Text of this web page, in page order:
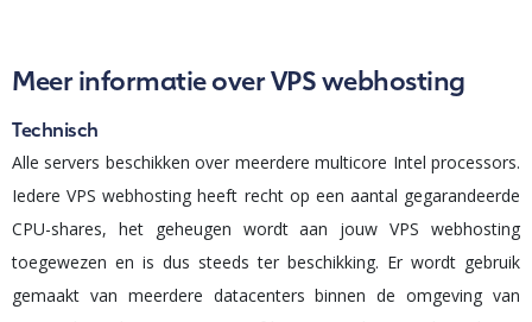
Meer informatie over VPS webhosting
Technisch
Alle servers beschikken over meerdere multicore Intel processors.
Iedere VPS webhosting heeft recht op een aantal gegarandeerde
CPU-shares, het geheugen wordt aan jouw VPS webhosting
toegewezen en is dus steeds ter beschikking. Er wordt gebruik
gemaakt van meerdere datacenters binnen de omgeving van